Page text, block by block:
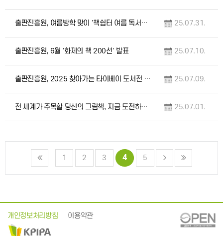
출판진흥원, 여름방학 맞이 '책쉼터 여름 독서학교' 운영 25.07.31.
출판진흥원, 6월 '화제의 책 200선' 발표 25.07.10.
출판진흥원, 2025 찾아가는 타이베이 도서전 개최 25.07.09.
전 세계가 주목할 당신의 그림책, 지금 도전하세요! 25.07.01.
1 2 3 4 5
개인정보처리방침 이용약관